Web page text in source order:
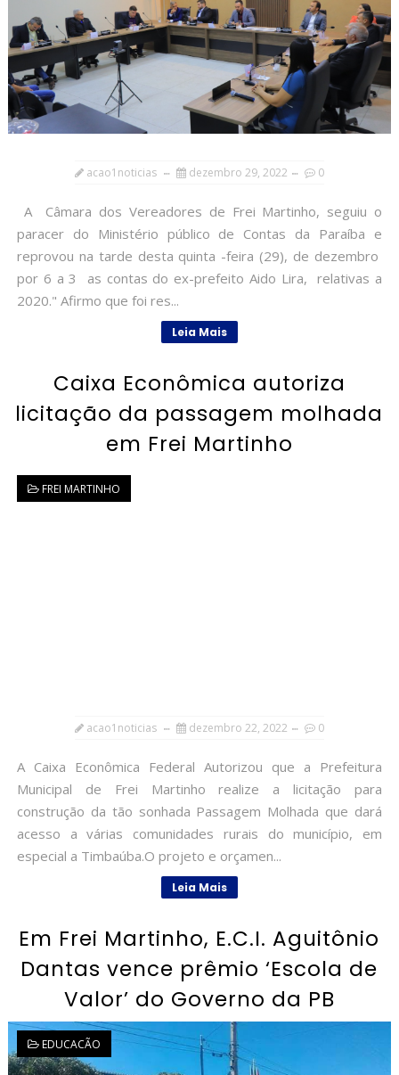
acao1noticias dezembro 29, 2022 0
A Câmara dos Vereadores de Frei Martinho, seguiu o
paracer do Ministério público de Contas da Paraíba e
reprovou na tarde desta quinta -feira (29), de dezembro
por 6 a 3 as contas do ex-prefeito Aido Lira, relativas a
2020." Afirmo que foi res...
Leia Mais
Caixa Econômica autoriza
licitação da passagem molhada
em Frei Martinho
FREI MARTINHO
acao1noticias dezembro 22, 2022 0
A Caixa Econômica Federal Autorizou que a Prefeitura
Municipal de Frei Martinho realize a licitação para
construção da tão sonhada Passagem Molhada que dará
acesso a várias comunidades rurais do município, em
especial a Timbaúba.O projeto e orçamen...
Leia Mais
Em Frei Martinho, E.C.I. Aguitônio
Dantas vence prêmio ‘Escola de
Valor’ do Governo da PB
EDUCACÃO